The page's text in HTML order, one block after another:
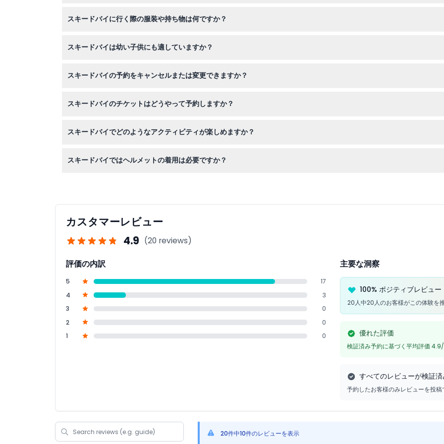
りますので、予約時にご確認ください）。
スキードバイに行く際の服装や持ち物は何ですか？
環境に適した暖かい服装でお越しください。
スキードバイは幼い子供にも適していますか？
きません。
スキードバイの予約をキャンセルまたは変更できますか？
す。
スキードバイのチケットはどうやって予約しますか？
スキードバイでどのようなアクティビティが楽しめますか？
スキードバイではヘルメットの着用は必要ですか？
カスタマーレビュー
4.9 (20 reviews)
評価の内訳
5
17
4
3
3
0
2
0
1
0
主要な洞察
100% ポジティブレビュー
20人中20人のお客様がこの体験を
優れた評価
検証済み予約に基づく平均評価
すべてのレビューが検証済
予約したお客様のみレビューを投稿
20件中10件のレビューを表示